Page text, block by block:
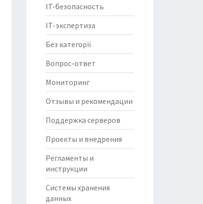
IT-безопасность
IT-экспертиза
Без категорії
Вопрос-ответ
Мониторинг
Отзывы и рекомендации
Поддержка серверов
Проекты и внедрения
Регламенты и
инструкции
Системы хранения
данных